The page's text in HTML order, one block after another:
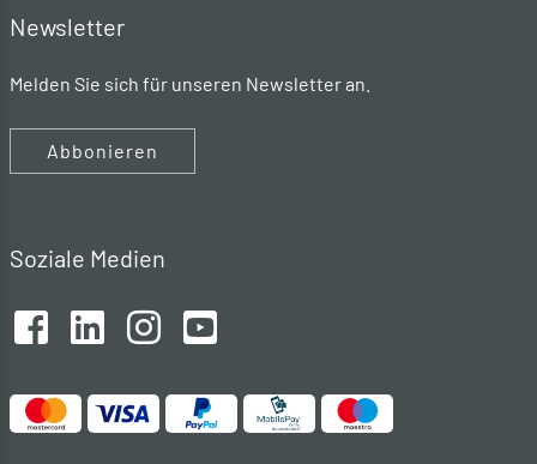
Newsletter
Melden Sie sich für unseren Newsletter an.
Abbonieren
Soziale Medien